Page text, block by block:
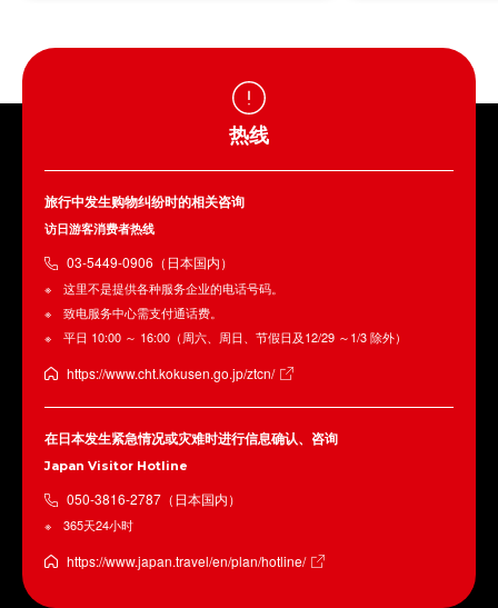
热线
旅行中发生购物纠纷时的相关咨询
访日游客消费者热线
03-5449-0906（日本国内）
这里不是提供各种服务企业的电话号码。
致电服务中心需支付通话费。
平日 10:00 ～ 16:00（周六、周日、节假日及12/29 ～1/3 除外）
https://www.cht.kokusen.go.jp/ztcn/
在日本发生紧急情况或灾难时进行信息确认、咨询
Japan Visitor Hotline
050-3816-2787（日本国内）
365天24小时
https://www.japan.travel/en/plan/hotline/